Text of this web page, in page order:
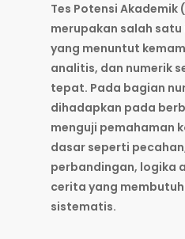
Tes Potensi Akademik
merupakan salah satu
yang menuntut
analitis, dan numerik
tepat. Pada bagian
dihadapkan pada
menguji pemahaman
dasar seperti
perbandingan, logika
cerita yang
sistematis.